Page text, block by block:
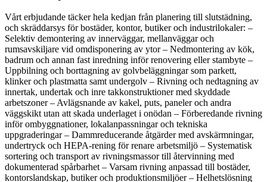
Vårt erbjudande täcker hela kedjan från planering till slutstädning,
och skräddarsys för bostäder, kontor, butiker och industrilokaler: –
Selektiv demontering av innerväggar, mellanväggar och
rumsavskiljare vid omdisponering av ytor – Nedmontering av kök,
badrum och annan fast inredning inför renovering eller stambyte –
Uppbilning och borttagning av golvbeläggningar som parkett,
klinker och plastmatta samt undergolv – Rivning och nedtagning av
innertak, undertak och inre takkonstruktioner med skyddade
arbetszoner – Avlägsnande av kakel, puts, paneler och andra
väggskikt utan att skada underlaget i onödan – Förberedande rivning
inför ombyggnationer, lokalanpassningar och tekniska
uppgraderingar – Dammreducerande åtgärder med avskärmningar,
undertryck och HEPA-rening för renare arbetsmiljö – Systematisk
sortering och transport av rivningsmassor till återvinning med
dokumenterad spårbarhet – Varsam rivning anpassad till bostäder,
kontorslandskap, butiker och produktionsmiljöer – Helhetslösning